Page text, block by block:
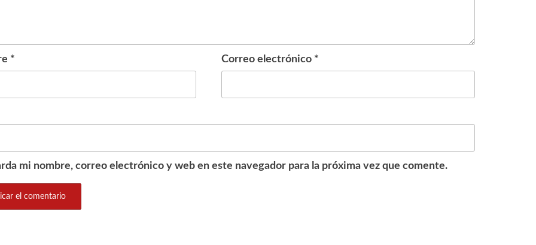
* Correo electrónico *
mi nombre, correo electrónico y web en este navegador para la próxima vez que comente.